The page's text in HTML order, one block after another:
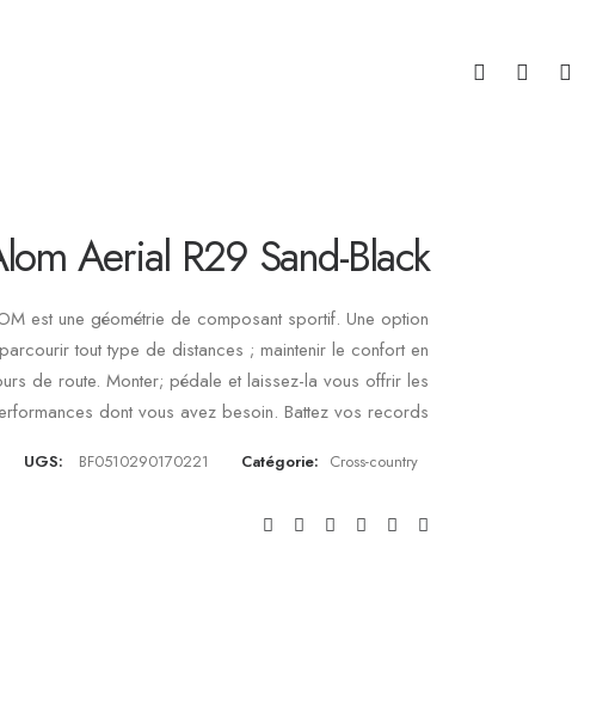
Aerial R29 Sand-Black
est une géométrie de composant sportif. Une option
tout type de distances ; maintenir le confort en
de route. Monter; pédale et laissez-la vous offrir les
dont vous avez besoin. Battez vos records
UGS: BF0510290170221 Catégorie: Cross-country